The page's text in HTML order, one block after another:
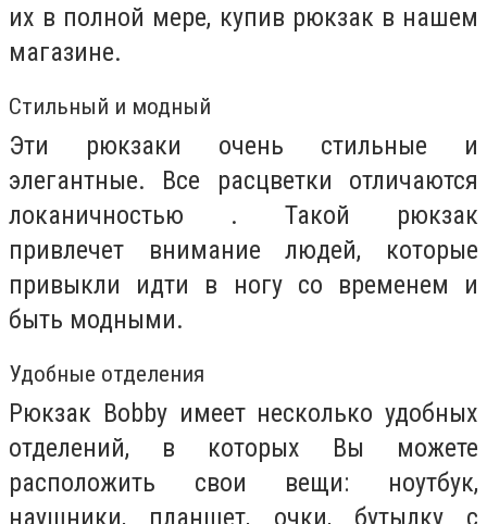
их в полной мере, купив рюкзак в нашем
магазине.
Стильный и модный
Эти рюкзаки очень стильные и
элегантные. Все расцветки отличаются
локаничностью . Такой рюкзак
привлечет внимание людей, которые
привыкли идти в ногу со временем и
быть модными.
Удобные отделения
Рюкзак Bobby имеет несколько удобных
отделений, в которых Вы можете
расположить свои вещи: ноутбук,
наушники, планшет, очки, бутылку с